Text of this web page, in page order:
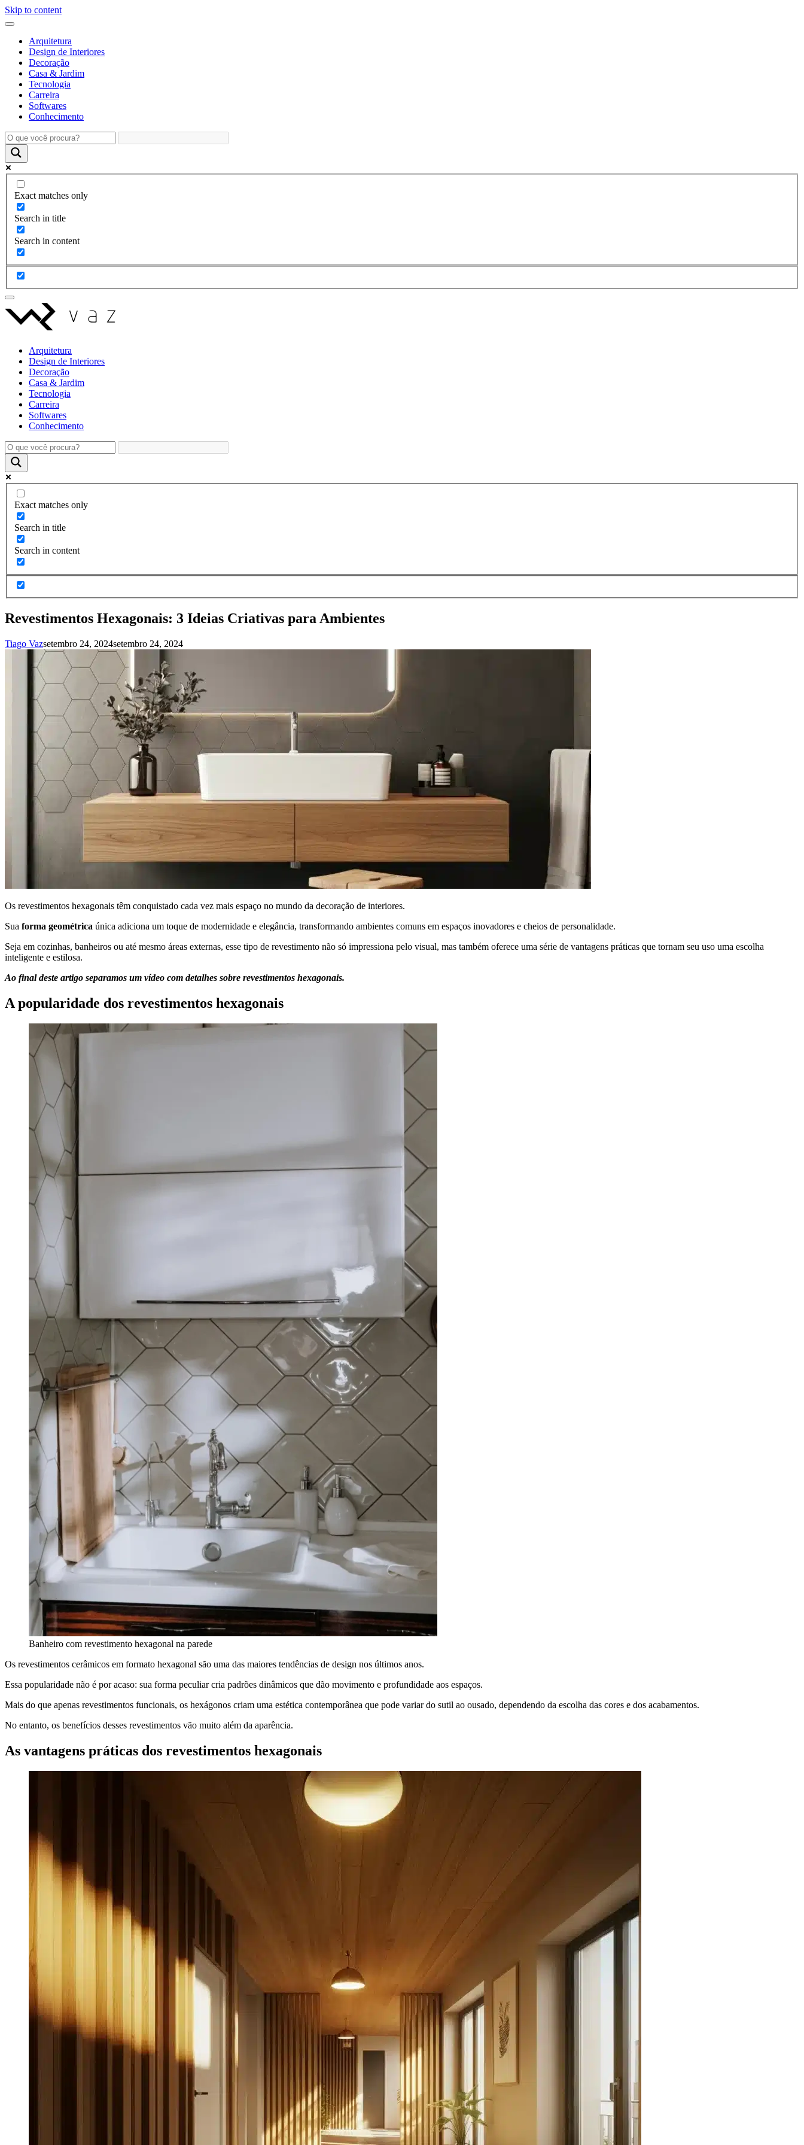
Skip to content
Arquitetura
Design de Interiores
Decoração
Casa & Jardim
Tecnologia
Carreira
Softwares
Conhecimento
Exact matches only
Search in title
Search in content
Arquitetura
Design de Interiores
Decoração
Casa & Jardim
Tecnologia
Carreira
Softwares
Conhecimento
Exact matches only
Search in title
Search in content
Revestimentos Hexagonais: 3 Ideias Criativas para Ambientes
Tiago Vazsetembro 24, 2024setembro 24, 2024
Os revestimentos hexagonais têm conquistado cada vez mais espaço no mundo da decoração de interiores.
Sua forma geométrica única adiciona um toque de modernidade e elegância, transformando ambientes comuns em espaços inovadores e cheios de personalidade.
Seja em cozinhas, banheiros ou até mesmo áreas externas, esse tipo de revestimento não só impressiona pelo visual, mas também oferece uma série de vantagens práticas que tornam seu uso uma escolha
inteligente e estilosa.
Ao final deste artigo separamos um vídeo com detalhes sobre revestimentos hexagonais.
A popularidade dos revestimentos hexagonais
Banheiro com revestimento hexagonal na parede
Os revestimentos cerâmicos em formato hexagonal são uma das maiores tendências de design nos últimos anos.
Essa popularidade não é por acaso: sua forma peculiar cria padrões dinâmicos que dão movimento e profundidade aos espaços.
Mais do que apenas revestimentos funcionais, os hexágonos criam uma estética contemporânea que pode variar do sutil ao ousado, dependendo da escolha das cores e dos acabamentos.
No entanto, os benefícios desses revestimentos vão muito além da aparência.
As vantagens práticas dos revestimentos hexagonais